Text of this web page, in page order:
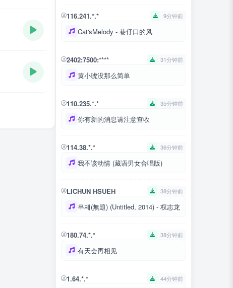
116.241.*.* 9分钟前
Cat'sMelody - 巷仔口的风
2402:7500:**** 31分钟前
黄小琥没那么简单
110.235.*.* 35分钟前
你有新的消息请注意查收
114.38.*.* 36分钟前
我不该动情 (藏语男女合唱版)
LICHUN HSUEH 38分钟前
무제(無題) (Untitled, 2014) - 权志龙
180.74.*.* 38分钟前
有天会再相见
1.64.*.* 44分钟前